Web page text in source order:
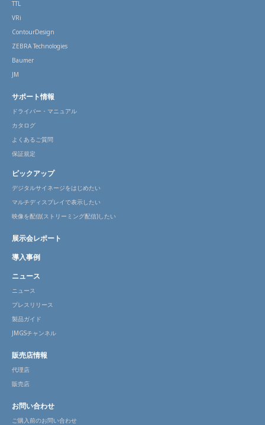
TTL
VRi
ContourDesign
ZEBRA Technologies
Baumer
JM
サポート情報
ドライバー・マニュアル
カタログ
よくあるご質問
保証規定
ピックアップ
デジタルサイネージをはじめたい
マルチディスプレイで表示したい
映像を配信(ストリーミング配信)したい
展示会レポート
導入事例
ニュース
ニュース
プレスリリース
製品ガイド
JMGSチャンネル
販売店情報
代理店
販売店
お問い合わせ
ご購入前のお問い合わせ